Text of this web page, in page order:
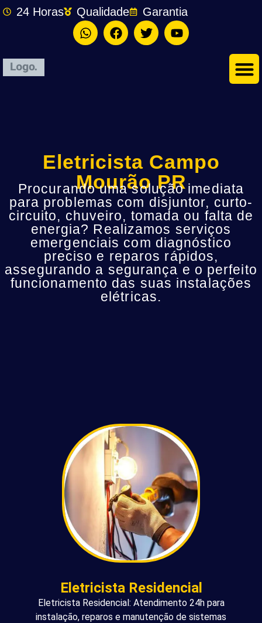
24 Horas Qualidade Garantia
Eletricista Campo
Mourão PR
Procurando uma solução imediata
para problemas com disjuntor, curto-
circuito, chuveiro, tomada ou falta de
energia? Realizamos serviços
emergenciais com diagnóstico
preciso e reparos rápidos,
assegurando a segurança e o perfeito
funcionamento das suas instalações
elétricas.
Eletricista Residencial
Eletricista Residencial: Atendimento 24h para
instalação, reparos e manutenção de sistemas